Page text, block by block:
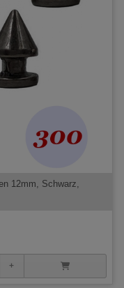
12mm, Schwarz,